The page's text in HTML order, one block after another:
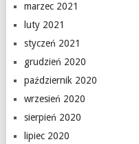
marzec 2021
luty 2021
styczeń 2021
grudzień 2020
październik 2020
wrzesień 2020
sierpień 2020
lipiec 2020